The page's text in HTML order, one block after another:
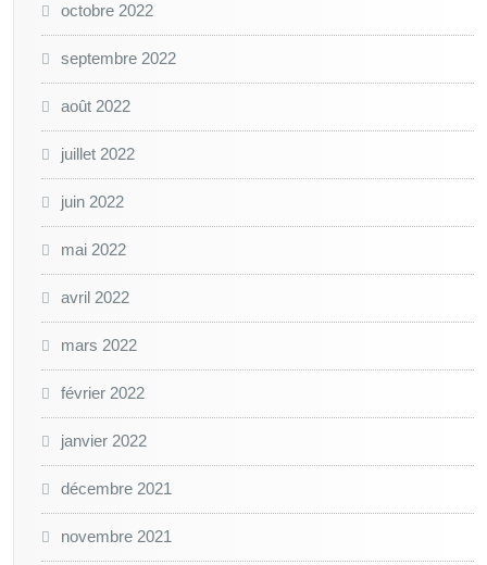
octobre 2022
septembre 2022
août 2022
juillet 2022
juin 2022
mai 2022
avril 2022
mars 2022
février 2022
janvier 2022
décembre 2021
novembre 2021